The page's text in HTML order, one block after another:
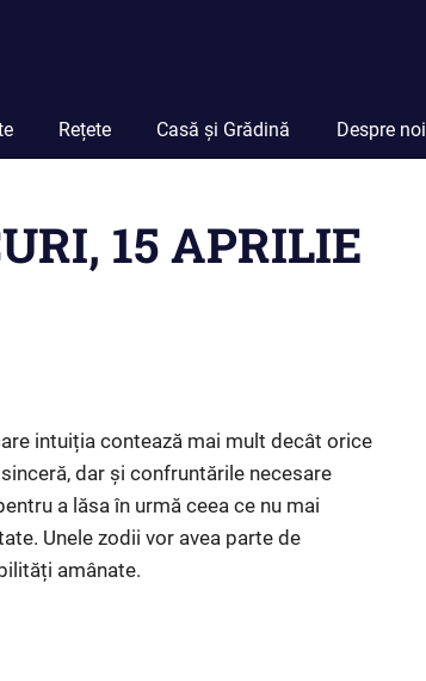
Rețete Casă și Grădină Despre noi
15 APRILIE
intuiția contează mai mult decât orice
dar și confruntările necesare
a lăsa în urmă ceea ce nu mai
Unele zodii vor avea parte de
amânate.